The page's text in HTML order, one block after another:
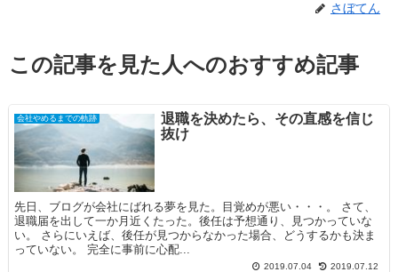
さぼてん
この記事を見た人へのおすすめ記事
会社やめるまでの軌跡
退職を決めたら、その直感を信じ
抜け
先日、ブログが会社にばれる夢を見た。目覚めが悪い・・・。 さて、
退職届を出して一か月近くたった。後任は予想通り、見つかっていな
い。 さらにいえば、後任が見つからなかった場合、どうするかも決ま
っていない。 完全に事前に心配...
2019.07.04 2019.07.12